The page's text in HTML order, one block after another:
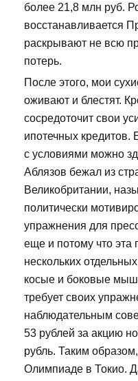
более 21,8 млн руб.
восстанавливается
раскрывают не всю
потерь.
После этого, мои
оживают и блестят.
сосредоточит свои
ипотечных кредитов.
с условиями можно
Аблязов бежал из
Великобритании,
политически
упражнения для
еще и потому что эта
нескольких
косые и боковые
требует своих
наблюдательным
53 рублей за акцию
рубль. Таким
Олимпиаде в Токио.